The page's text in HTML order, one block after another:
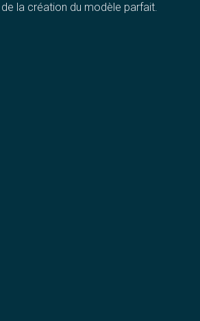
la création du modèle parfait.